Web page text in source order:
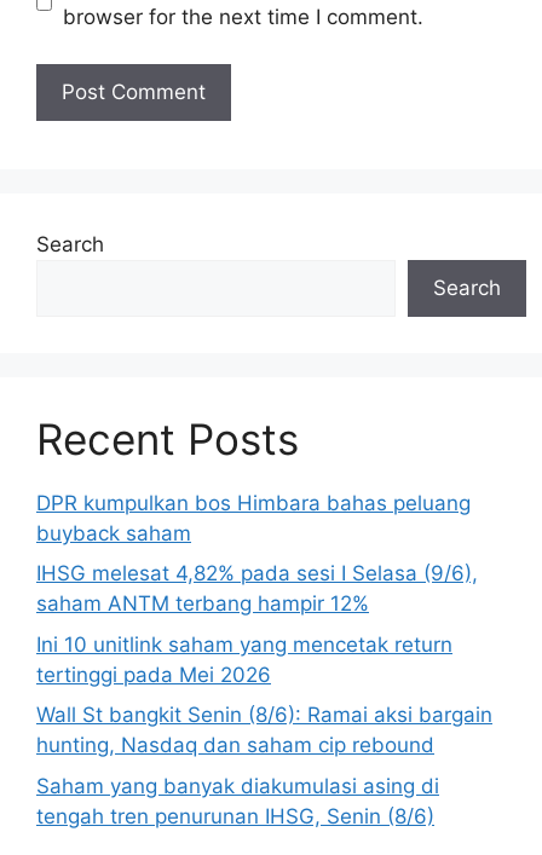
browser for the next time I comment.
Search
Search
Recent Posts
DPR kumpulkan bos Himbara bahas peluang
buyback saham
IHSG melesat 4,82% pada sesi I Selasa (9/6),
saham ANTM terbang hampir 12%
Ini 10 unitlink saham yang mencetak return
tertinggi pada Mei 2026
Wall St bangkit Senin (8/6): Ramai aksi bargain
hunting, Nasdaq dan saham cip rebound
Saham yang banyak diakumulasi asing di
tengah tren penurunan IHSG, Senin (8/6)